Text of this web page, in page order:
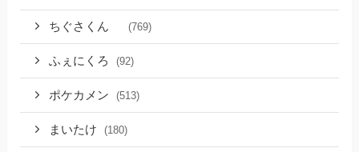
ちぐさくん (769)
ふぇにくろ (92)
ポケカメン (513)
まいたけ (180)